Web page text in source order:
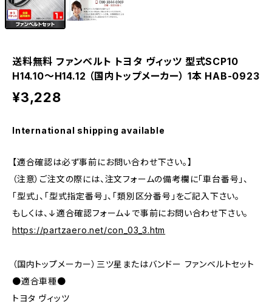
送料無料 ファンベルト トヨタ ヴィッツ 型式SCP10
H14.10～H14.12 （国内トップメーカー） 1本 HAB-0923
¥3,228
International shipping available
【適合確認は必ず事前にお問い合わせ下さい。】
（注意）ご注文の際には、注文フォームの備考欄に「車台番号」、
「型式」、「型式指定番号」、「類別区分番号」をご記入下さい。
もしくは、↓適合確認フォーム↓で事前にお問い合わせ下さい。
https://partzaero.net/con_03_3.htm
（国内トップメーカー）三ツ星またはバンドー ファンベルトセット
●適合車種●
トヨタ ヴィッツ